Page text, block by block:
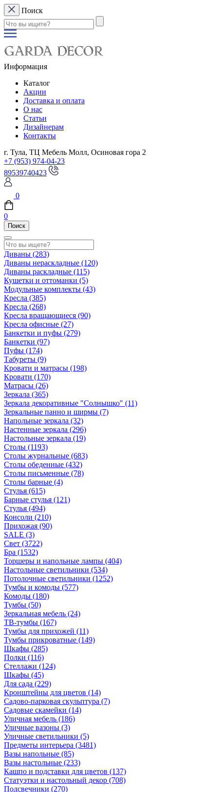
Поиск
Информация
Каталог
Акции
Доставка и оплата
О нас
Статьи
Дизайнерам
Контакты
г. Тула, ТЦ Мебель Молл, Осиновая гора 2
+7 (953) 974-04-23
89539740423
0
0
Поиск
Диваны (283)
Диваны нераскладные (120)
Диваны раскладные (115)
Кушетки и оттоманки (5)
Модульные комплекты (43)
Кресла (385)
Кресла (268)
Кресла вращающиеся (90)
Кресла офисные (27)
Банкетки и пуфы (279)
Банкетки (97)
Пуфы (174)
Табуреты (9)
Кровати и матрасы (198)
Кровати (170)
Матрасы (26)
Зеркала (365)
Зеркала декоративные "Солнышко" (11)
Зеркальные панно и ширмы (7)
Напольные зеркала (32)
Настенные зеркала (296)
Настольные зеркала (19)
Столы (1193)
Столы журнальные (683)
Столы обеденные (432)
Столы письменные (78)
Столы барные (4)
Стулья (615)
Барные стулья (121)
Стулья (494)
Консоли (210)
Прихожая (90)
SALE (3)
Свет (3722)
Бра (1532)
Торшеры и напольные лампы (404)
Настольные светильники (534)
Потолочные светильники (1252)
Тумбы и комоды (577)
Комоды (180)
Тумбы (50)
Зеркальная мебель (24)
ТВ-тумбы (167)
Тумбы для прихожей (11)
Тумбы прикроватные (149)
Шкафы (285)
Полки (116)
Стеллажи (124)
Шкафы (45)
Для сада (229)
Кронштейны для цветов (14)
Садово-парковая скульптура (7)
Садовые скамейки (14)
Уличная мебель (186)
Уличные вазоны (3)
Уличные светильники (5)
Предметы интерьера (3481)
Вазы напольные (85)
Вазы настольные (233)
Кашпо и подставки для цветов (137)
Статуэтки и настольный декор (708)
Подсвечники (270)